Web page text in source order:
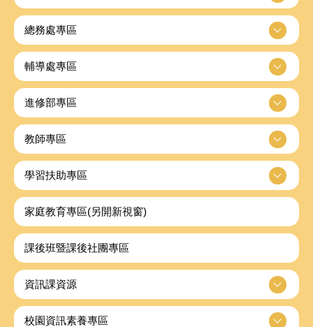
總務處專區
輔導處專區
進修部專區
教師專區
學習扶助專區
家庭教育專區(另開新視窗)
課後班暨課後社團專區
資訊課資源
校園資訊素養專區